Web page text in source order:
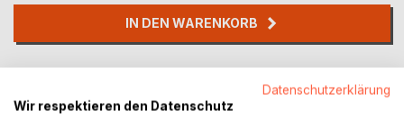
IN DEN WARENKORB
Datenschutzerklärung
Wir respektieren den Datenschutz